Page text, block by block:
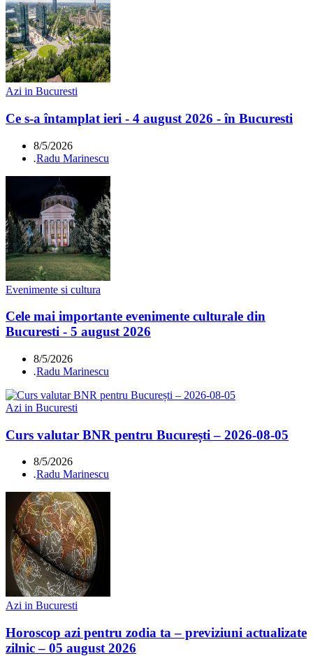
Azi in Bucuresti
Ce s-a întamplat ieri - 4 august 2026 - în Bucuresti
8/5/2026
.Radu Marinescu
Evenimente si cultura
Cele mai importante evenimente culturale din
Bucuresti - 5 august 2026
8/5/2026
.Radu Marinescu
Azi in Bucuresti
Curs valutar BNR pentru București – 2026-08-05
8/5/2026
.Radu Marinescu
Azi in Bucuresti
Horoscop azi pentru zodia ta – previziuni actualizate
zilnic – 05 august 2026